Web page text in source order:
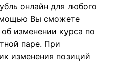
онлайн для любого
Вы сможете
изменении курса по
паре. При
изменения позиций